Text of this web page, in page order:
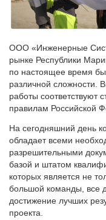
ООО «Инженерные
рынке Республики
по настоящее время
различной сложности.
работы соответствуют
правилам Российской
На сегодняшний день
обладает всеми
разрешительными
базой и штатом
которых является не
большой команды, все
достижение лучших
проекта.